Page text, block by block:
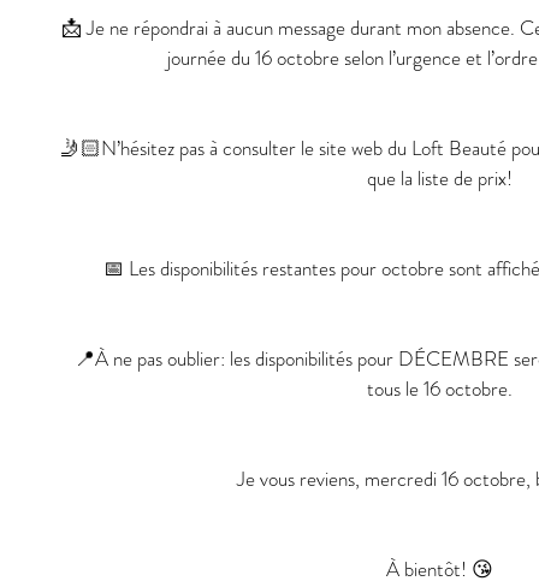
📩 Je ne répondrai à aucun message durant mon absence.
journée du 16 octobre selon l’urgence et
🤳🏻N’hésitez pas à consulter le site web du Loft Beauté
que la liste de prix!
📅 Les disponibilités restantes pour octobre sont
📍À ne pas oublier: les disponibilités pour DÉCEMBRE
tous le 16 octobre.
Je vous reviens, mercredi 16 octobre,
À bientôt! 😘